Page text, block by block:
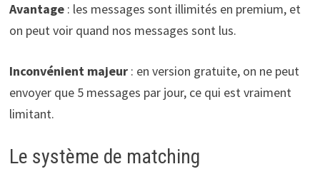
Avantage: les messages sont illimités en premium, et
on peut voir quand nos messages sont lus.
Inconvénient majeur: en version gratuite, on ne peut
envoyer que 5 messages par jour, ce qui est vraiment
limitant.
Le système de matching